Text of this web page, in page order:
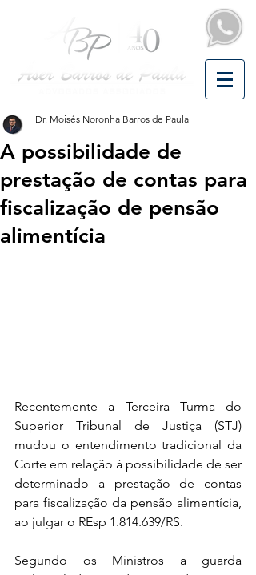
A possibilidade de
prestação de contas para
fiscalização de pensão
alimentícia
Dr. Moisés Noronha Barros de Paula
Recentemente a Terceira Turma do
Superior Tribunal de Justiça (STJ)
mudou o entendimento tradicional da
Corte em relação à possibilidade de ser
determinado a prestação de contas
para fiscalização da pensão alimentícia,
ao julgar o REsp 1.814.639/RS.
Segundo os Ministros a guarda